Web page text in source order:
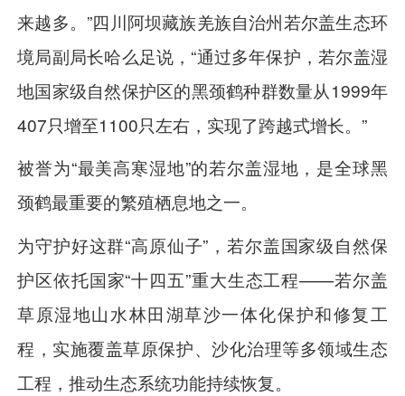
来越多。”四川阿坝藏族羌族自治州若尔盖生态环
境局副局长哈么足说，“通过多年保护，若尔盖湿
地国家级自然保护区的黑颈鹤种群数量从1999年
407只增至1100只左右，实现了跨越式增长。”
被誉为“最美高寒湿地”的若尔盖湿地，是全球黑
颈鹤最重要的繁殖栖息地之一。
为守护好这群“高原仙子”，若尔盖国家级自然保
护区依托国家“十四五”重大生态工程——若尔盖
草原湿地山水林田湖草沙一体化保护和修复工
程，实施覆盖草原保护、沙化治理等多领域生态
工程，推动生态系统功能持续恢复。